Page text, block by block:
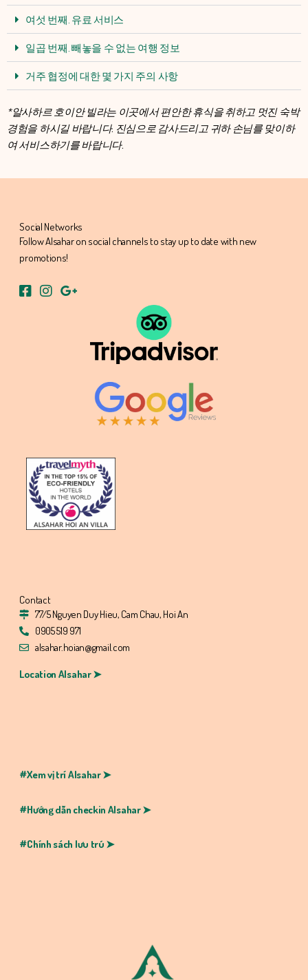
여섯 번째. 유료 서비스
일곱 번째. 빼놓을 수 없는 여행 정보
거주 협정에 대한 몇 가지 주의 사항
*알사하르 호이안 빌라는 이곳에서 편안한 휴식을 취하고 멋진 숙박
경험을 하시길 바랍니다. 진심으로 감사드리고 귀하 손님를 맞이하
여 서비스하기를 바랍니다.
#Xem vị trí Alsahar ➤
#Hướng dẫn checkin Alsahar ➤
#Chính sách lưu trú ➤
Contact
77/5 Nguyen Duy Hieu, Cam Chau, Hoi An
0905 519 971
alsahar.hoian@gmail.com
Location Alsahar ➤
Social Networks
Follow Alsahar on social channels to stay up to date with new
promotions!